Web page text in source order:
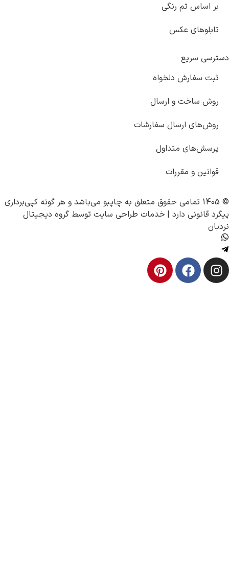
رنگی
عکس
دلخواه
و ارسال
سفارشات
متداول
مقررات
چاپبومی‌باشد و هر گونه کپی‌برداری
دارد |خدمات طراحی سایتتوسطگروه دیجیتال